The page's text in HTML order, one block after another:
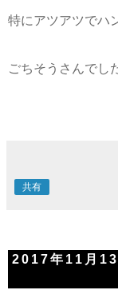
特にアツアツでハ
ごちそうさんでし
共有
2017年11月13